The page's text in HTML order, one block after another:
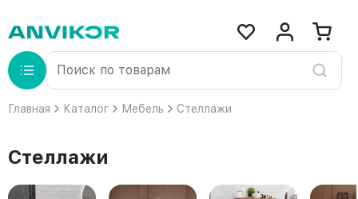
Главная Каталог Мебель Стеллажи
Стеллажи